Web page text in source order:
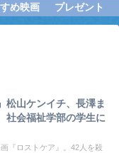
め映画 プレゼント
松山ケンイチ、長澤ま
社会福祉学部の学生に
『ロストケア』。42人を殺